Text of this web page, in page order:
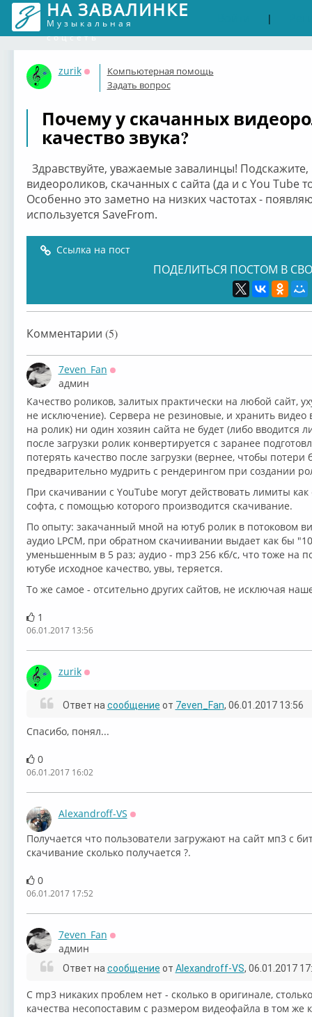
НА ЗАВАЛИНКЕ
Музыкальная
соцсеть
|
zurik
Оффлайн
Компьютерная помощь
Задать вопрос
Почему у скачанных
качество звука?
Здравствуйте, уважаемые завалинцы!
видеороликов, скачанных с сайта (да и с You Tube
Особенно это заметно на низких частотах -
используется SaveFrom.
Ссылка на пост
ПОДЕЛИТЬСЯ ПОСТОМ В
Комментарии (5)
7even_Fan
админ
Качество роликов, залитых практически на любой сайт,
не исключение). Сервера не резиновые, и хранить видео
на ролик) ни один хозяин сайта не будет (либо вводится
после загрузки ролик конвертируется с заранее
потерять качество после загрузки (вернее, чтобы
предварительно мудрить с рендерингом при создании
При скачивании с YouTube могут действовать лимиты
софта, с помощью которого производится скачивание.
По опыту: закачанный мной на ютуб ролик в потоковом
аудио LPCM, при обратном скачиивании выдает как бы
уменьшенным в 5 раз; аудио - mp3 256 кб/c, что тоже на
ютубе исходное качество, увы, теряется.
То же самое - отсительно других сайтов, не исключая
1
06.01.2017 13:56
zurik
Ответ на сообщение от 7even_Fan, 06.01.2017 13:56
Спасибо, понял...
0
06.01.2017 16:02
Alexandroff-VS
Получается что пользователи загружают на сайт мп3 с
скачивание сколько получается ?.
0
06.01.2017 17:52
7even_Fan
админ
Ответ на сообщение от Alexandroff-VS, 06.01.2017
C mp3 никаких проблем нет - сколько в оригинале,
качества несопоставим с размером видеофайла в том же